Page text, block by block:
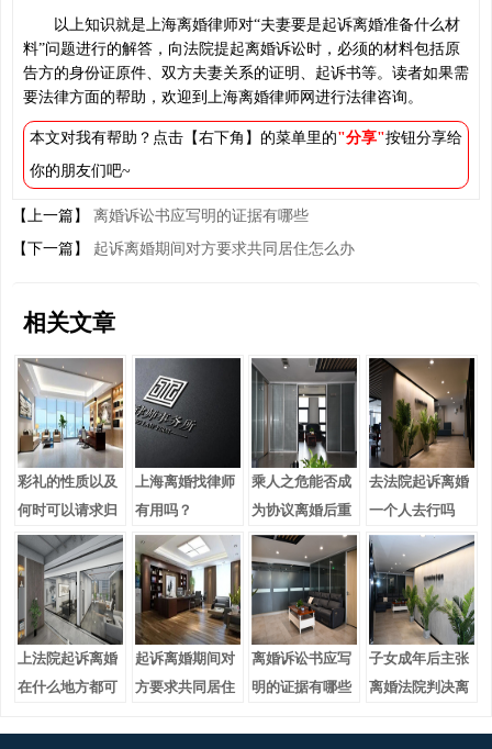
以上知识就是上海离婚律师对“夫妻要是起诉离婚准备什么材
料”问题进行的解答，向法院提起离婚诉讼时，必须的材料包括原
告方的身份证原件、双方夫妻关系的证明、起诉书等。读者如果需
要法律方面的帮助，欢迎到上海离婚律师网进行法律咨询。
本文对我有帮助？点击【右下角】的菜单里的"分享"按钮分享给
你的朋友们吧~
【上一篇】
离婚诉讼书应写明的证据有哪些
【下一篇】
起诉离婚期间对方要求共同居住怎么办
相关文章
彩礼的性质以及
何时可以请求归
还
上海离婚找律师
有用吗？
乘人之危能否成
为协议离婚后重
新分割财产的理
由？
去法院起诉离婚
一个人去行吗
上法院起诉离婚
在什么地方都可
起诉离婚期间对
方要求共同居住
离婚诉讼书应写
明的证据有哪些
子女成年后主张
离婚法院判决离